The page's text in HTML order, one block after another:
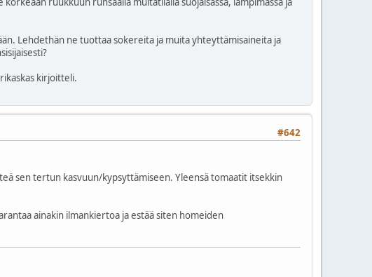
Lehdethän ne tuottaa sokereita ja muita yhteyttämisaineita ja
kirjoitteli.
#642
sen tertun kasvuun/kypsyttämiseen. Yleensä tomaatit itsekkin
ainakin ilmankiertoa ja estää siten homeiden